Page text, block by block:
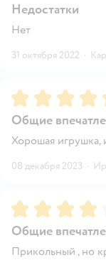
Недостатки
Нет
31 октября 2022 ·
Рейтинг:5
Общие
Хорошая
08 декабря 2023 ·
Рейтинг:4
Общие
Прикольный , но